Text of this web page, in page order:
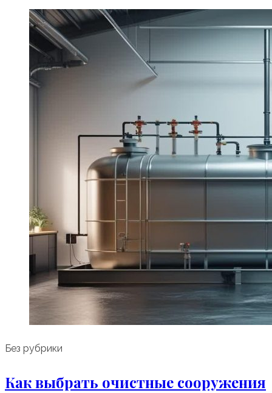
Без рубрики
Как выбрать очистные сооружения